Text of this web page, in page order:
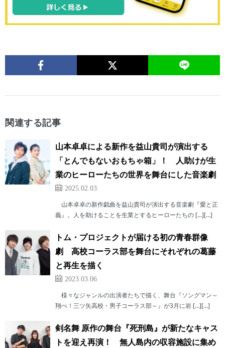
関連する記事
山本卓卓による新作を益山貴司が演出する
「とんでもないおもちゃ箱」！ 人助けが生
業のヒーローたちの世界を舞台にした音楽劇
2025.02.03
山本卓卓の新作戯曲を益山貴司が演出する音楽劇『愛と正
義』。人を助けることを生業とするヒーローたちの […][…]
トム・プロジェクトが届ける初の青春群像
劇 高校コーラス部を舞台にそれぞれの葛藤
と再生を描く
2023.03.06
様々なジャンルの出演者たちで描く、舞台『ソングマン～
翔べ！三ツ矢高校・男子コーラス部～』が3月に岩 […][…]
剣名舞 原作の舞台『死刑島』が新たなキャス
トを迎え再演！ 無人島内の収容施設に集め